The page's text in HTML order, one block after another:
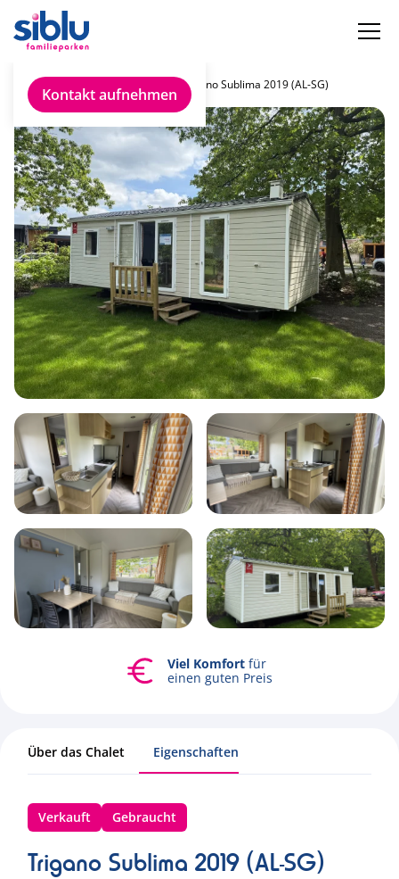
Kontakt aufnehmen
Trigano Sublima 2019 (AL-SG)
4 1 2 26m2
Alle Fotos ansehen
Möglichkeit
zuvermieten
Über das Chalet Eigenschaften
Verkauft Gebraucht
Trigano Sublima 2019 (AL-SG)